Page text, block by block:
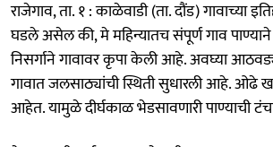
राजेगाव, ता. १ : काळेवाडी (ता. दौंड) गावाच्या
घडले असेल की, मे महिन्यातच संपूर्ण गाव
निसर्गाने गावावर कृपा केली आहे. अवघ्या
गावात जलसाठ्यांची स्थिती सुधारली आहे.
आहेत. यामुळे दीर्घकाळ भेडसावणारी पाण्याची